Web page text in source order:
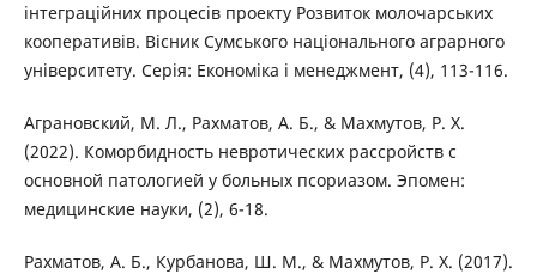
інтеграційних процесів проекту Розвиток молочарських
кооперативів. Вісник Сумського національного аграрного
університету. Серія: Економіка і менеджмент, (4), 113-116.
Аграновский, М. Л., Рахматов, А. Б., & Махмутов, Р. Х.
(2022). Коморбидность невротических рассройств с
основной патологией у больных псориазом. Эпомен:
медицинские науки, (2), 6-18.
Рахматов, А. Б., Курбанова, Ш. М., & Махмутов, Р. Х. (2017).